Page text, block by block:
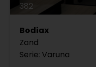
382
Bodiax
Zand
Serie: Varuna